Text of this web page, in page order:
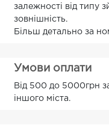
залежності від типу
зовнішність.
Більш детально за
Умови оплати
Від 500 до 5000грн
іншого міста.